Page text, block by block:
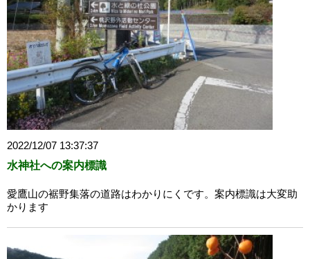
2022/12/07 13:37:37
水神社への案内標識
愛鷹山の裾野集落の道路はわかりにくです。案内標識は大変助
かります